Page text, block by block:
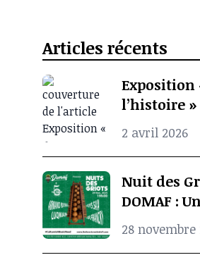
Articles récents
Exposition
l’histoire »
quand
mémoire
africaine
2 avril 2026
Nuit des
DOMAF :
entre
28 novembre